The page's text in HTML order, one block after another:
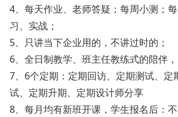
4、每天作业、老师答疑；每周小测；
习、实战；
5、只讲当下企业用的，不讲过时的；
6、全日制教学、班主任教练式的陪伴，
7、6个定期：定期回访、定期测试、定
试、定期升期、定期设计师分享
8、每月均有新班开课，学生报名后：